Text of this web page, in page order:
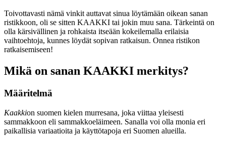
Toivottavasti nämä vinkit auttavat sinua löytämään oikean sanan
ristikkoon, oli se sitten KAAKKI tai jokin muu sana. Tärkeintä on
olla kärsivällinen ja rohkaista itseään kokeilemalla erilaisia
vaihtoehtoja, kunnes löydät sopivan ratkaisun. Onnea ristikon
ratkaisemiseen!
Mikä on sanan KAAKKI merkitys?
Määritelmä
Kaakkion suomen kielen murresana, joka viittaa yleisesti
sammakkoon eli sammakkoeläimeen. Sanalla voi olla monia eri
paikallisia variaatioita ja käyttötapoja eri Suomen alueilla.